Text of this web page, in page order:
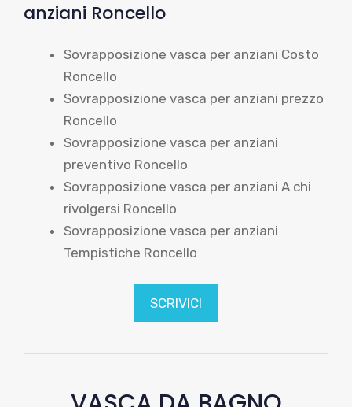
anziani Roncello
Sovrapposizione vasca per anziani Costo
Roncello
Sovrapposizione vasca per anziani prezzo
Roncello
Sovrapposizione vasca per anziani
preventivo Roncello
Sovrapposizione vasca per anziani A chi
rivolgersi Roncello
Sovrapposizione vasca per anziani
Tempistiche Roncello
SCRIVICI